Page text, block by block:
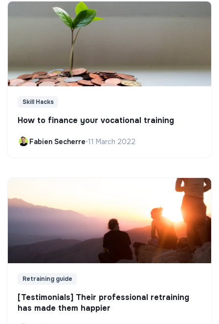
Skill Hacks
How to finance your vocational training
Fabien Secherre•11 March 2022
Retraining guide
[Testimonials] Their professional retraining
has made them happier